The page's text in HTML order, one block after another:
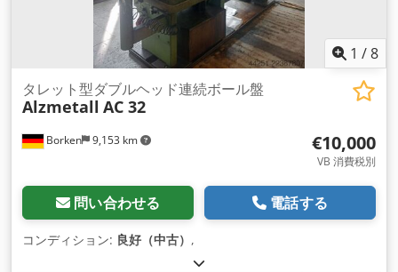
1 /8
Borken 9,153 km
タレット型ダブルヘッド連続ボール盤
Alzmetall AC 32
€10,000
VB 消費税別
問い合わせる 電話する
コンディション: 良好（中古） ,